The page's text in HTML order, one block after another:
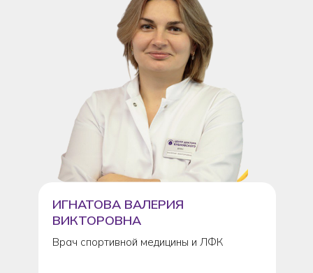
ИГНАТОВА ВАЛЕРИЯ
ВИКТОРОВНА
Врач спортивной медицины и ЛФК